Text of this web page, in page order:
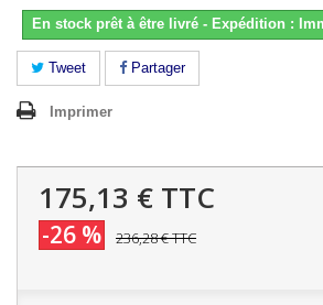
En stock prêt à être livré - Expédition :
Tweet Partager
Imprimer
175,13 € TTC
-26 % 236,28 €TTC